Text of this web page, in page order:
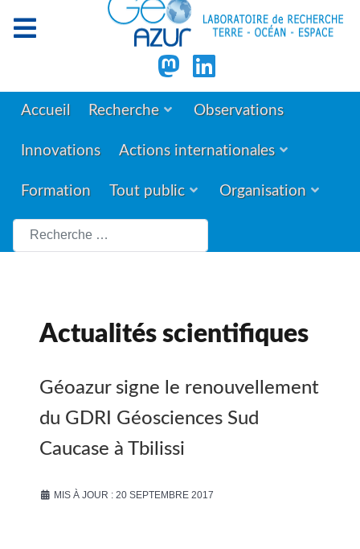
Accueil Recherche Observations
Innovations Actions internationales
Formation Tout public Organisation
Rechercher
Actualités scientifiques
Géoazur signe le renouvellement
du GDRI Géosciences Sud
Caucase à Tbilissi
MIS À JOUR : 20 SEPTEMBRE 2017